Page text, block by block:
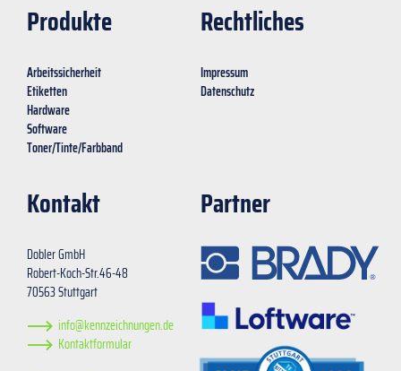
Produkte
Arbeitssicherheit
Etiketten
Hardware
Software
Toner/Tinte/Farbband
Rechtliches
Impressum
Datenschutz
Kontakt
Dobler GmbH
Robert-Koch-Str.46-48
70563 Stuttgart
info@kennzeichnungen.de
Kontaktformular
Partner